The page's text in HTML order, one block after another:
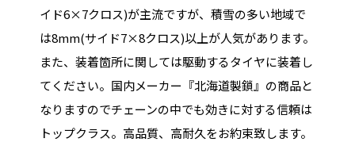
イド6×7クロス)が主流ですが、積雪の多い地域で
は8mm(サイド7×8クロス)以上が人気があります。
また、装着箇所に関しては駆動するタイヤに装着し
てください。国内メーカー『北海道製鎖』の商品と
なりますのでチェーンの中でも効きに対する信頼は
トップクラス。高品質、高耐久をお約束致します。